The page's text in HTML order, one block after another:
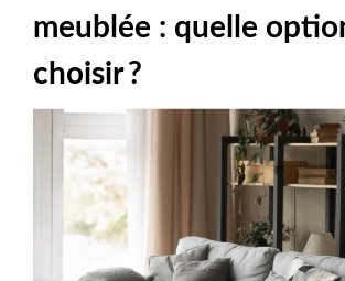
meublée : quelle
choisir ?